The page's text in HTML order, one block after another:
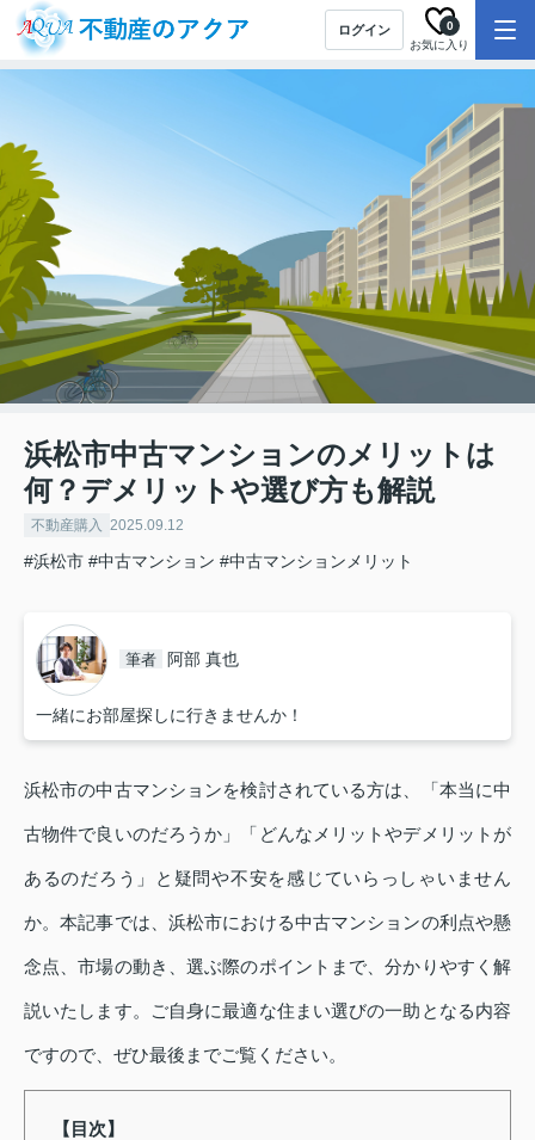
ログイン
お気に入り
0
浜松市中古マンションのメリットは
何？デメリットや選び方も解説
不動産購入 2025.09.12
#浜松市 #中古マンション #中古マンションメリット
筆者 阿部 真也
一緒にお部屋探しに行きませんか！
浜松市の中古マンションを検討されている方は、「本当に中
古物件で良いのだろうか」「どんなメリットやデメリットが
あるのだろう」と疑問や不安を感じていらっしゃいません
か。本記事では、浜松市における中古マンションの利点や懸
念点、市場の動き、選ぶ際のポイントまで、分かりやすく解
説いたします。ご自身に最適な住まい選びの一助となる内容
ですので、ぜひ最後までご覧ください。
【目次】